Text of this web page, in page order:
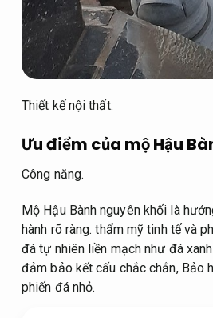
Thiết kế nội thất.
Ưu điểm của mộ Hậu
Công năng.
Mộ Hậu Bành nguyên khối là
hành rõ ràng. thẩm mỹ tinh tế và
đá tự nhiên liền mạch như đá
đảm bảo kết cấu chắc chắn, Bảo
phiến đá nhỏ.